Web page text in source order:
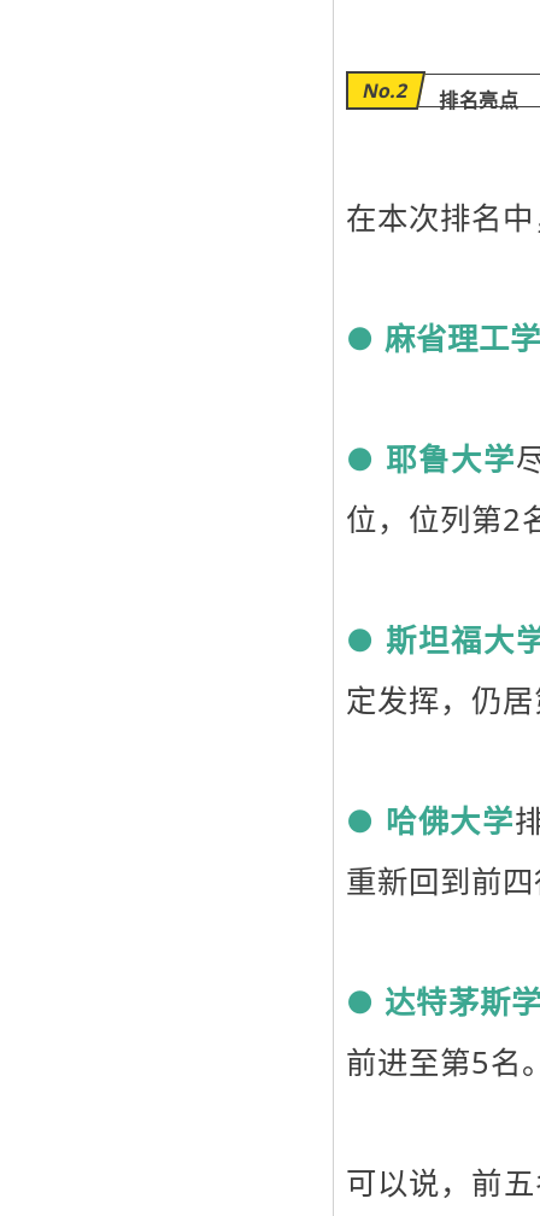
No.2 排名亮点
在本次排名
● 麻省理工
● 耶鲁大学
位，位列第2
● 斯坦福大
定发挥，仍
● 哈佛大学
重新回到前
● 达特茅斯
前进至第5名
可以说，前